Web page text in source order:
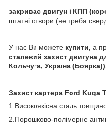
закриває двигун і КПП
штатні отвори (не треба
У нас Ви можете купити, а
сталевий захист двигуна
Кольчуга, Україна (Боярка)).
Захист картера Ford Kuga
1.Високоякісна сталь
2.Порошково-полімерне